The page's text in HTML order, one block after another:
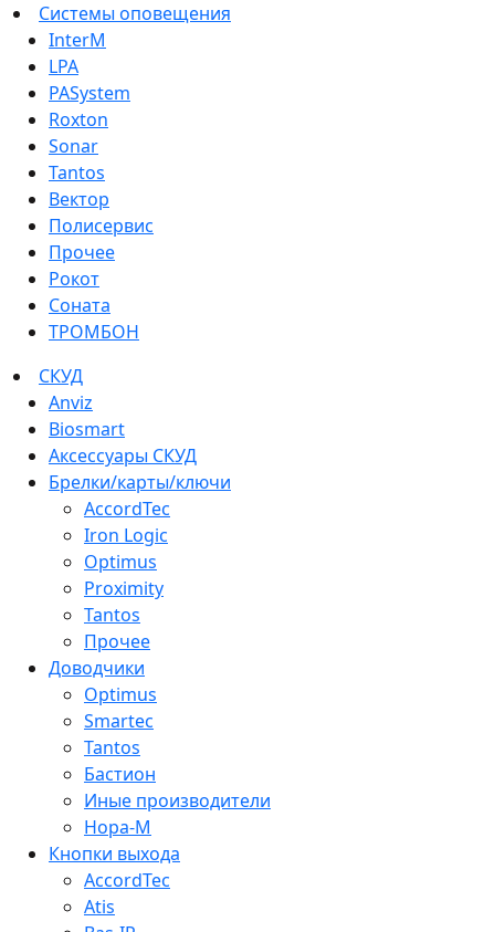
Системы оповещения
InterM
LPA
PASystem
Roxton
Sonar
Tantos
Вектор
Полисервис
Прочее
Рокот
Соната
ТРОМБОН
СКУД
Anviz
Biosmart
Аксессуары СКУД
Брелки/карты/ключи
AccordTec
Iron Logic
Optimus
Proximity
Tantos
Прочее
Доводчики
Optimus
Smartec
Tantos
Бастион
Иные производители
Нора-М
Кнопки выхода
AccordTec
Atis